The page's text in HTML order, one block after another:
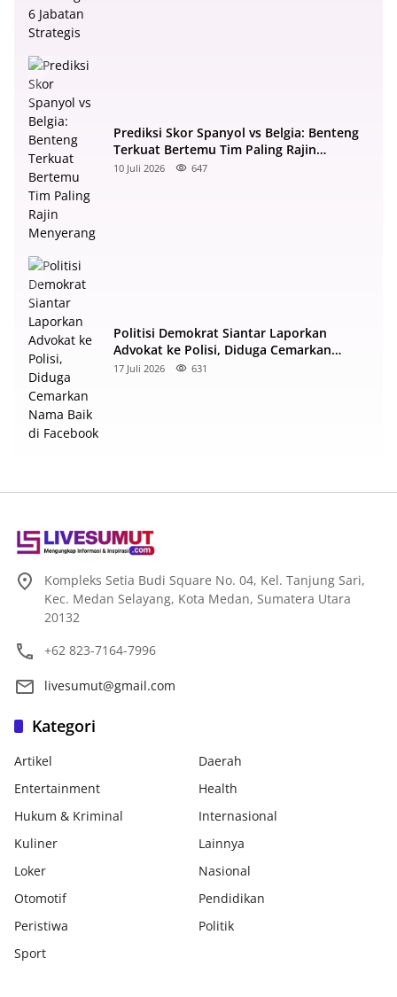
Prediksi Skor Spanyol vs Belgia: Benteng
Terkuat Bertemu Tim Paling Rajin
Menyerang
10 Juli 2026 647
Politisi Demokrat Siantar Laporkan
Advokat ke Polisi, Diduga Cemarkan
Nama Baik di Facebook
17 Juli 2026 631
Kompleks Setia Budi Square No. 04, Kel. Tanjung Sari,
Kec. Medan Selayang, Kota Medan, Sumatera Utara
20132
+62 823-7164-7996
livesumut@gmail.com
Kategori
Artikel
Daerah
Entertainment
Health
Hukum & Kriminal
Internasional
Kuliner
Lainnya
Loker
Nasional
Otomotif
Pendidikan
Peristiwa
Politik
Sport